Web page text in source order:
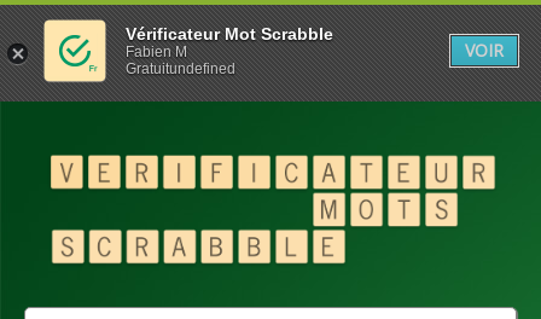
Vérificateur Mot Scrabble
Fabien M
Gratuitundefined
VOIR